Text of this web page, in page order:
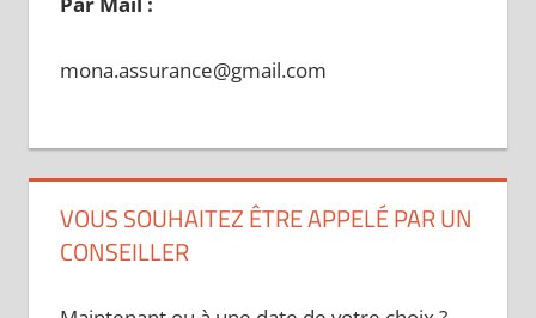
mona.assurance@gmail.com
VOUS SOUHAITEZ ÊTRE APPELÉ PAR UN
CONSEILLER